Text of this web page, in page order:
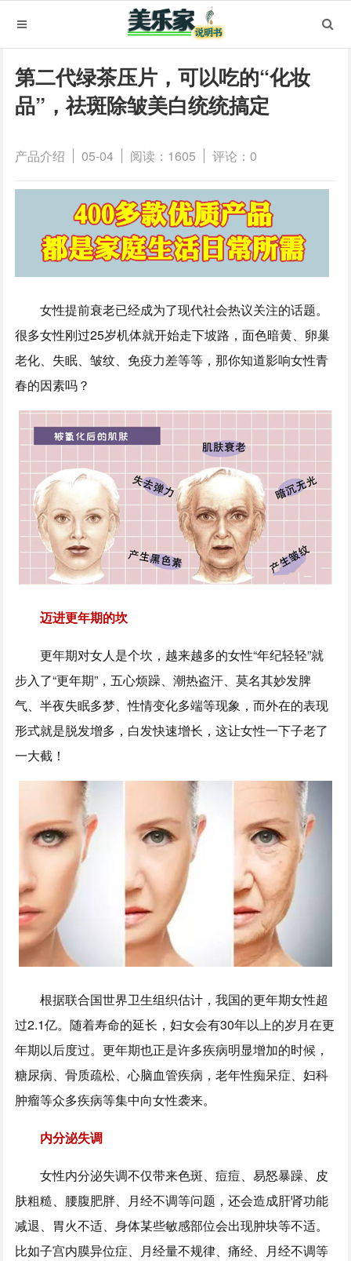
第二代绿茶压片，可以吃的“化妆
品”，祛斑除皱美白统统搞定
产品介绍 05-04 阅读：1605 评论：0
女性提前衰老已经成为了现代社会热议关注的话题。
很多女性刚过25岁机体就开始走下坡路，面色暗黄、卵巢
老化、失眠、皱纹、免疫力差等等，那你知道影响女性青
春的因素吗？
迈进更年期的坎
更年期对女人是个坎，越来越多的女性“年纪轻轻”就
步入了“更年期”，五心烦躁、潮热盗汗、莫名其妙发脾
气、半夜失眠多梦、性情变化多端等现象，而外在的表现
形式就是脱发增多，白发快速增长，这让女性一下子老了
一大截！
根据联合国世界卫生组织估计，我国的更年期女性超
过2.1亿。随着寿命的延长，妇女会有30年以上的岁月在更
年期以后度过。更年期也正是许多疾病明显增加的时候，
糖尿病、骨质疏松、心脑血管疾病，老年性痴呆症、妇科
肿瘤等众多疾病等集中向女性袭来。
内分泌失调
女性内分泌失调不仅带来色斑、痘痘、易怒暴躁、皮
肤粗糙、腰腹肥胖、月经不调等问题，还会造成肝肾功能
减退、胃火不适、身体某些敏感部位会出现肿块等不适。
比如子宫内膜异位症、月经量不规律、痛经、月经不调等